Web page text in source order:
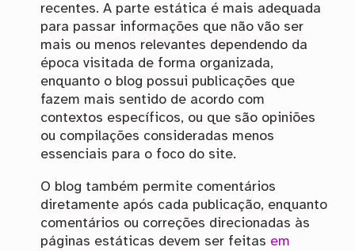
recentes. A parte estática é mais adequada
para passar informações que não vão ser
mais ou menos relevantes dependendo da
época visitada de forma organizada,
enquanto o blog possui publicações que
fazem mais sentido de acordo com
contextos específicos, ou que são opiniões
ou compilações consideradas menos
essenciais para o foco do site.
O blog também permite comentários
diretamente após cada publicação, enquanto
comentários ou correções direcionadas às
páginas estáticas devem ser feitas em